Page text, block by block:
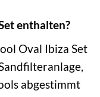
enthalten?
Oval Ibiza Set
abgestimmt